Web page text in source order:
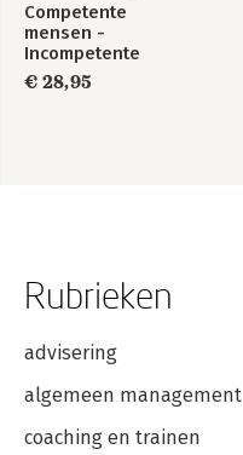
Competente
mensen -
Incompetente
teams
€ 28,95
Rubrieken
advisering
algemeen management
coaching en trainen